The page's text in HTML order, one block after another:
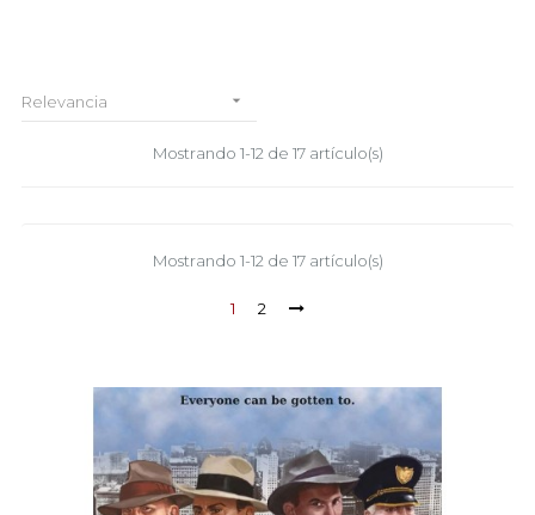
Relevancia 
Mostrando 1-12 de 17 artículo(s)
Mostrando 1-12 de 17 artículo(s)
1 2